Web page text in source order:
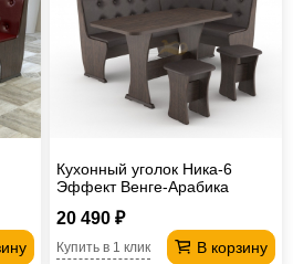
Кухонный уголок Ника-6
Эффект Венге-Арабика
20 490 ₽
В корзину
Купить в 1 клик